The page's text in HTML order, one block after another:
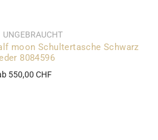
UNGEBRAUCHT
moon Schultertasche Schwarz
8084596
550,00 CHF